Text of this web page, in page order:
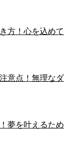
方！心を込めて
意点！無理なダ
夢を叶えるため